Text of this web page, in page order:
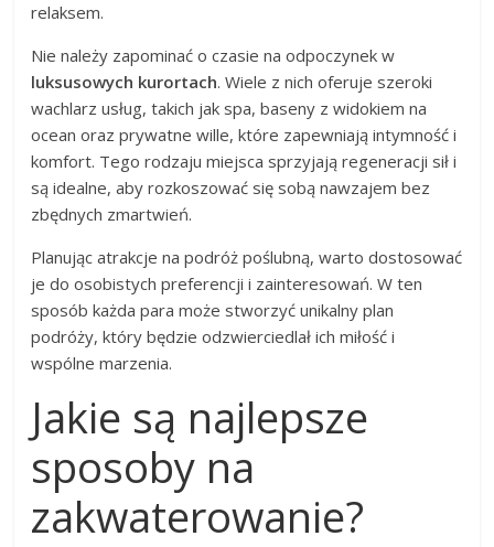
relaksem.
Nie należy zapominać o czasie na odpoczynek w
luksusowych kurortach. Wiele z nich oferuje szeroki
wachlarz usług, takich jak spa, baseny z widokiem na
ocean oraz prywatne wille, które zapewniają intymność i
komfort. Tego rodzaju miejsca sprzyjają regeneracji sił i
są idealne, aby rozkoszować się sobą nawzajem bez
zbędnych zmartwień.
Planując atrakcje na podróż poślubną, warto dostosować
je do osobistych preferencji i zainteresowań. W ten
sposób każda para może stworzyć unikalny plan
podróży, który będzie odzwierciedlał ich miłość i
wspólne marzenia.
Jakie są najlepsze
sposoby na
zakwaterowanie?